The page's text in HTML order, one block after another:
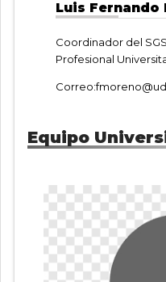
Luis Fernando
Coordinador del
Profesional
Correo:
Equipo